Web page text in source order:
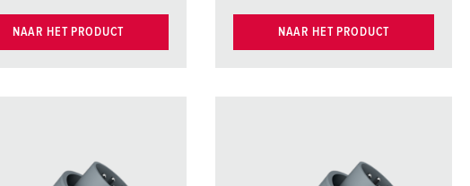
NAAR HET PRODUCT NAAR HET PRODUCT